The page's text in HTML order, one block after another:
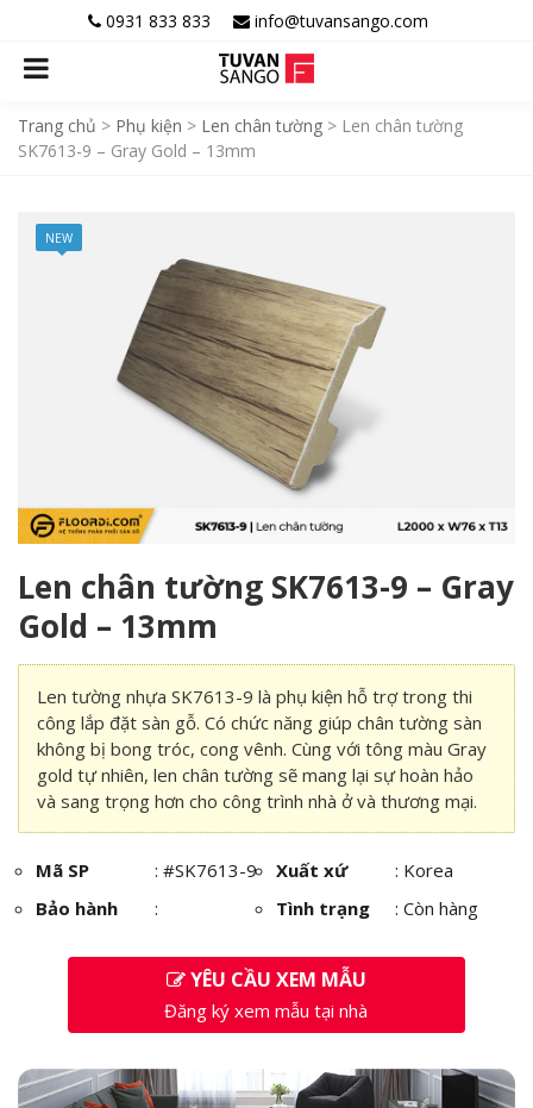
0931 833 833 info@tuvansango.com
Trang chủ > Phụ kiện > Len chân tường > Len chân tường
SK7613-9 – Gray Gold – 13mm
NEW
Len chân tường SK7613-9 – Gray
Gold – 13mm
Len tường nhựa SK7613-9 là phụ kiện hỗ trợ trong thi
công lắp đặt sàn gỗ. Có chức năng giúp chân tường sàn
không bị bong tróc, cong vênh. Cùng với tông màu Gray
gold tự nhiên, len chân tường sẽ mang lại sự hoàn hảo
và sang trọng hơn cho công trình nhà ở và thương mại.
Mã SP : #SK7613-9 Xuất xứ
: Korea
Bảo hành
: Tình trạng : Còn hàng
YÊU CẦU XEM MẪU
Đăng ký xem mẫu tại nhà